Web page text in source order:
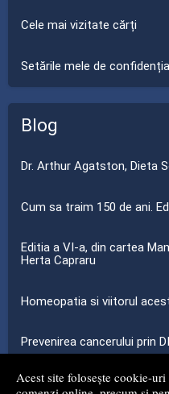
Acest site folosește cookie-
Cele mai vizitate cărți
Setările mele de
Blog
Dr. Arthur Agatston, Dieta
Cum sa traim 150 de ani.
Editia a VI-a, din cartea
Herta Capraru
Homeopatia si viitorul
Prevenirea cancerului prin
...toate știrile